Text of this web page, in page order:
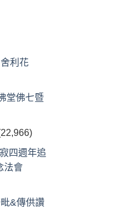
利花
堂佛七暨
四週年追
法會
&傳供讚